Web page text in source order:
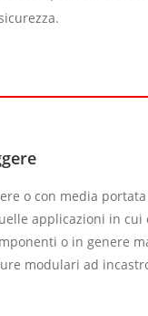
o con media
applicazioni in cui
o in genere
modulari ad